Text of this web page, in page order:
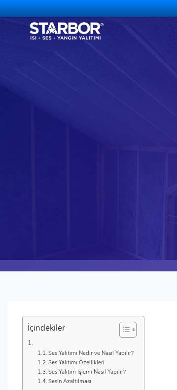
İçindekiler
Ses Yalıtımı Nedir ve Nasıl Yapılır?
Ses Yalıtımı Özellikleri
Ses Yalıtım İşlemi Nasıl Yapılır?
Sesin Azaltılması